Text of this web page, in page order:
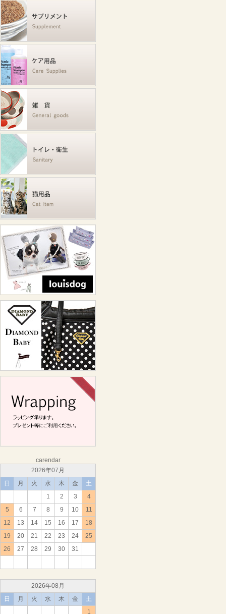
carendar
2026年07月
日
月 火 水 木 金
土
1
2 3
4
5
6 7 8 9 10
11
12
13 14 15 16 17
18
19
20 21 22 23 24
25
26
27 28 29 30 31
2026年08月
日
月 火 水 木 金
土
1